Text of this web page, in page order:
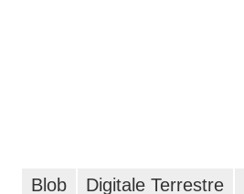
Blob Digitale Terrestre